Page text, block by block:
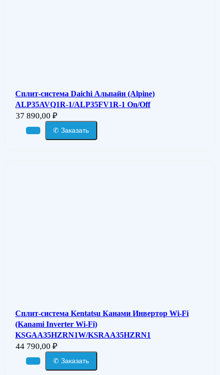
Сплит-система Daichi Альпайн (Alpine)
ALP35AVQ1R-1/ALP35FV1R-1 On/Off
37 890,00 ₽
✆ Заказать
Сплит-система Kentatsu Канами Инвертор Wi-Fi
(Kanami Inverter Wi-Fi)
KSGAA35HZRN1W/KSRAA35HZRN1
44 790,00 ₽
✆ Заказать